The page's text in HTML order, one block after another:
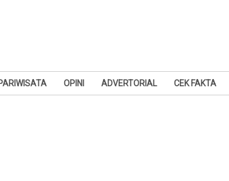
OPINI ADVERTORIAL CEK FAKTA